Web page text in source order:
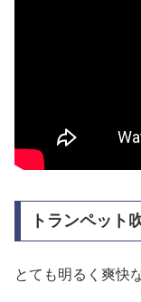
トランペット
とても明るく爽快